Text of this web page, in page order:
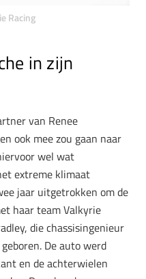
Racing
in zijn
van Renee
ook mee zou gaan naar
wel wat
extreme klimaat
jaar uitgetrokken om de
haar team Valkyrie
die chassisingenieur
De auto werd
en de achterwielen